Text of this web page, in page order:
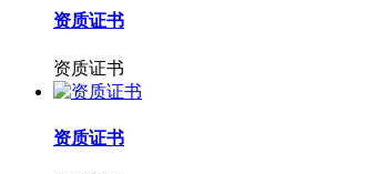
资质证书
资质证书
资质证书